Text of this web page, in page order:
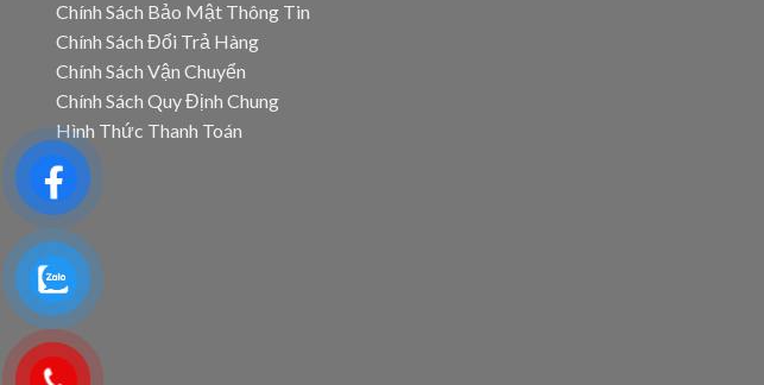
Chính Sách Bảo Mật Thông Tin
Chính Sách Đổi Trả Hàng
Chính Sách Vận Chuyển
Chính Sách Quy Định Chung
Hình Thức Thanh Toán